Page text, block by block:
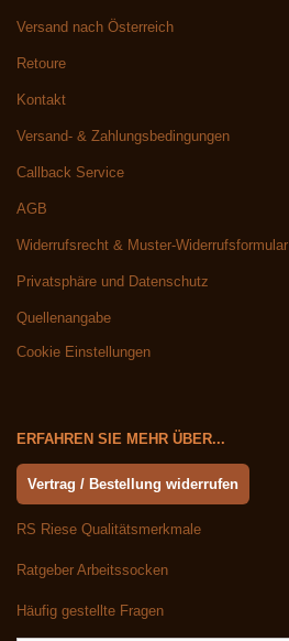
Versand nach Österreich
Retoure
Kontakt
Versand- & Zahlungsbedingungen
Callback Service
AGB
Widerrufsrecht & Muster-Widerrufsformular
Privatsphäre und Datenschutz
Quellenangabe
Cookie Einstellungen
ERFAHREN SIE MEHR ÜBER...
Vertrag / Bestellung widerrufen
RS Riese Qualitätsmerkmale
Ratgeber Arbeitssocken
Häufig gestellte Fragen